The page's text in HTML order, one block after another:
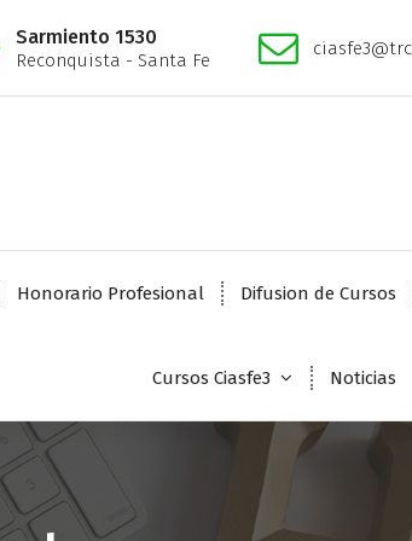
Sarmiento 1530
Reconquista - Santa Fe
Honorario Profesional Difusion de Cursos
Cursos Ciasfe3 Noticias